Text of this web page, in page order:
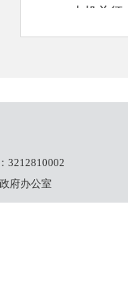
本机关
申请人申
关将按照《国
定收取信息处
3212810002
府办公室